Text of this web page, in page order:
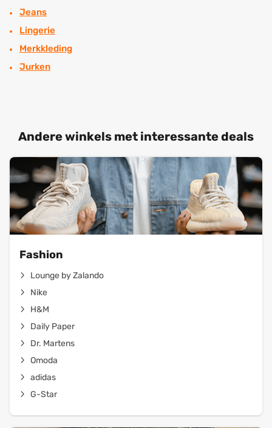
Jeans
Lingerie
Merkkleding
Jurken
Andere winkels met interessante deals
Fashion
Lounge by Zalando
Nike
H&M
Daily Paper
Dr. Martens
Omoda
adidas
G-Star